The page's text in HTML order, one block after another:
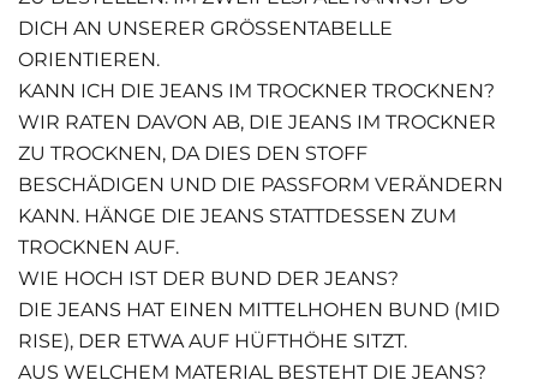
CH AN UNSERER GRÖSSENTABELLE ORI
ENTIEREN.
KANN ICH DIE JEANS IM TROCKNER TROCKNEN?
WIR RATEN DAVON AB, DIE JEANS IM TROCKNER
ZU TROCKNEN, DA DIES DEN STOFF
BESCHÄDIGEN UND DIE PASSFORM VERÄNDERN
KANN. HÄNGE DIE JEANS STATTDESSEN ZUM
TROCKNEN AUF.
WIE HOCH IST DER BUND DER JEANS?
DIE JEANS HAT EINEN MITTELHOHEN BUND (MID
RISE), DER ETWA AUF HÜFTHÖHE SITZT.
AUS WELCHEM MATERIAL BESTEHT DIE JEANS?